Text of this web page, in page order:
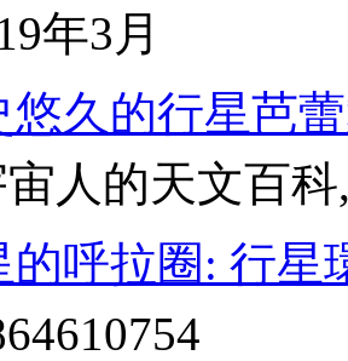
年3月
悠久的行星芭
人的天文百科
的呼拉圈: 行星